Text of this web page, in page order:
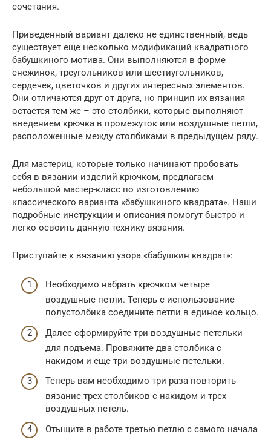
сочетания.
Приведенный вариант далеко не единственный, ведь
существует еще несколько модификаций квадратного
бабушкиного мотива. Они выполняются в форме
снежинок, треугольников или шестиугольников,
сердечек, цветочков и других интересных элементов.
Они отличаются друг от друга, но принцип их вязания
остается тем же – это столбики, которые выполняют
введением крючка в промежуток или воздушные петли,
расположенные между столбиками в предыдущем ряду.
Для мастериц, которые только начинают пробовать
себя в вязании изделий крючком, предлагаем
небольшой мастер-класс по изготовлению
классического варианта «бабушкиного квадрата». Наши
подробные инструкции и описания помогут быстро и
легко освоить данную технику вязания.
Приступайте к вязанию узора «бабушкин квадрат»:
Необходимо набрать крючком четыре
воздушные петли. Теперь с использование
полустолбика соедините петли в единое кольцо.
Далее сформируйте три воздушные петельки
для подъема. Провяжите два столбика с
накидом и еще три воздушные петельки.
Теперь вам необходимо три раза повторить
вязание трех столбиков с накидом и трех
воздушных петель.
Отыщите в работе третью петлю с самого начала